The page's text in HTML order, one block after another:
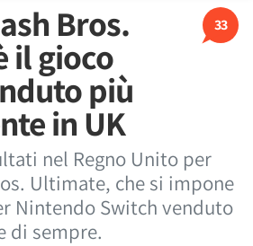
33
Bros.
il gioco
più
in UK
nel Regno Unito per
Ultimate, che si impone
Nintendo Switch venduto
di sempre.